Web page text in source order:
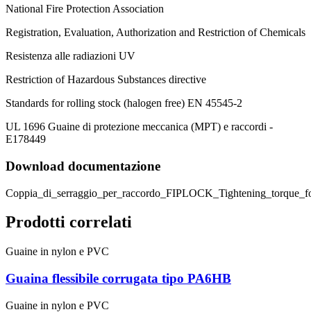
National Fire Protection Association
Registration, Evaluation, Authorization and Restriction of Chemicals
Resistenza alle radiazioni UV
Restriction of Hazardous Substances directive
Standards for rolling stock (halogen free) EN 45545-2
UL 1696 Guaine di protezione meccanica (MPT) e raccordi -
E178449
Download documentazione
Prodotti correlati
Guaine in nylon e PVC
Guaina flessibile corrugata tipo PA6HB
Guaine in nylon e PVC